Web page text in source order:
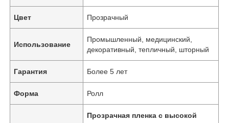
Цвет Прозрачный
Использование
Промышленный, медицинский,
декоративный, тепличный, шторный
Гарантия Более 5 лет
Форма Ролл
Прозрачная пленка с высокой